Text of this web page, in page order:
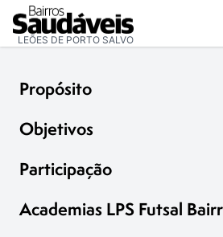
LEÕES DE PORTO SALVO
Propósito
Objetivos
Participação
Academias LPS Futsal